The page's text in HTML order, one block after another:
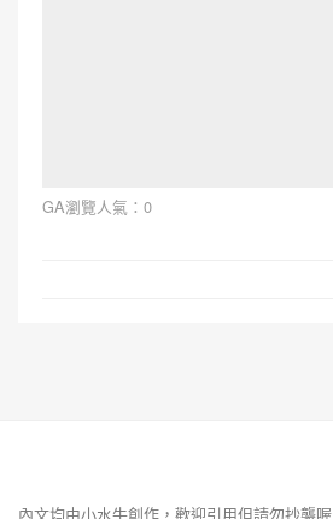
GA瀏覽人氣：0
內文均由小水牛創作，歡迎引用但請勿抄襲喔